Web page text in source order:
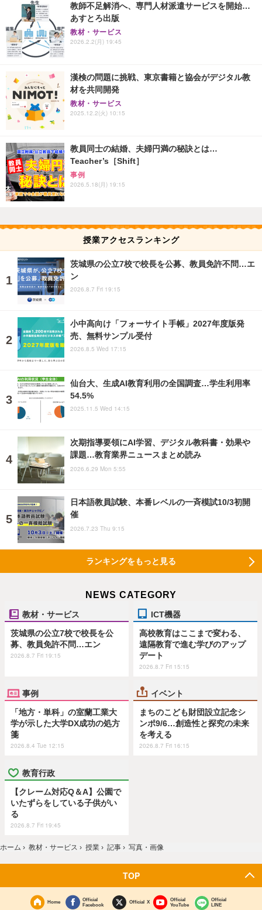
教師不足解消へ、専門人材派遣サービスを開始…
あすとろ出版
教材・サービス
2026.2.2(月) 19:45
漢検の問題に挑戦、東京書籍と協会がデジタル教
材を共同開発
教材・サービス
2025.12.2(火) 10:15
教員同士の結婚、夫婦円満の秘訣とは…
Teacher’s［Shift］
事例
2026.5.18(月) 19:15
授業アクセスランキング
茨城県の公立7校で校長を公募、教員免許不問…エ
ン
2026.8.7 Fri 19:15
小中高向け「フォーサイト手帳」2027年度版発
売、無料サンプル受付
2026.8.5 Wed 17:15
仙台大、生成AI教育利用の全国調査…学生利用率
54.5%
2025.11.5 Wed 14:15
次期指導要領にAI学習、デジタル教科書・効果や
課題…教育業界ニュースまとめ読み
2026.6.29 Mon 5:55
日本語教員試験、本番レベルの一斉模試10/3初開
催
2026.7.23 Thu 9:15
ランキングをもっと見る
NEWS CATEGORY
教材・サービス
茨城県の公立7校で校長を公
募、教員免許不問…エン
2026.8.7 Fri 19:15
ICT機器
高校教育はここまで変わる、
遠隔教育で進む学びのアップ
デート
2026.8.7 Fri 15:15
事例
「地方・単科」の室蘭工業大
学が示した大学DX成功の処方
箋
2026.8.4 Tue 12:15
イベント
まちのこども財団設立記念シ
ンポ9/6…創造性と探究の未来
を考える
2026.8.7 Fri 16:15
教育行政
【クレーム対応Q＆A】公園で
いたずらをしている子供がい
る
2026.8.7 Fri 19:45
ホーム › 教材・サービス › 授業 › 記事 › 写真・画像
TOP
Home
Official
Facebook
Official X
Official
YouTube
Official
LINE